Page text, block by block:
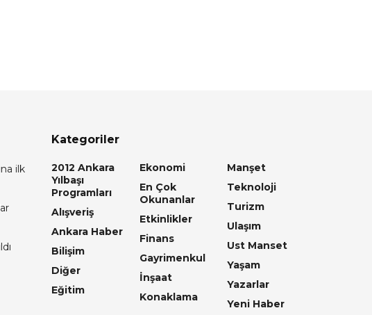
ilk
Kategoriler
2012 Ankara
Yılbaşı
Programları
Alışveriş
Ankara Haber
Bilişim
Diğer
Eğitim
Ekonomi
En Çok
Okunanlar
Etkinlikler
Finans
Gayrimenkul
İnşaat
Konaklama
Manşet
Teknoloji
Turizm
Ulaşım
Ust Manset
Yaşam
Yazarlar
Yeni Haber